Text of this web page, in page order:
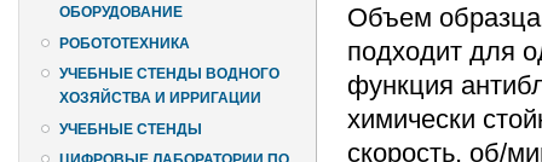
ОБОРУДОВАНИЕ
РОБОТОТЕХНИКА
УЧЕБНЫЕ СТЕНДЫ ВОДНОГО
ХОЗЯЙСТВА И ИРРИГАЦИИ
УЧЕБНЫЕ СТЕНДЫ
Объем
подходит для
функция
химически
скорость, об/